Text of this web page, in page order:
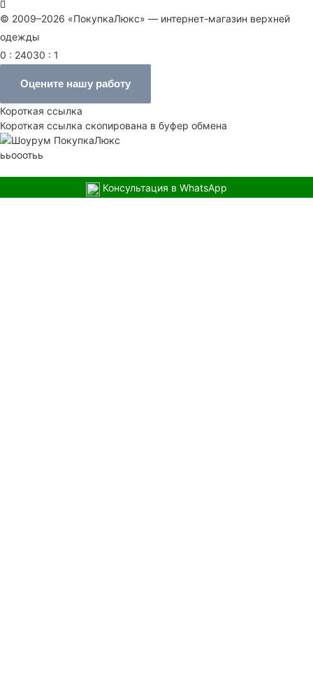
© 2009–2026 «ПокупкаЛюкс» — интернет-магазин верхней
одежды
0 : 24030 : 1
Оцените нашу работу
Короткая ссылка
Короткая ссылка скопирована в буфер обмена
ььооотьь
Консультация в WhatsApp